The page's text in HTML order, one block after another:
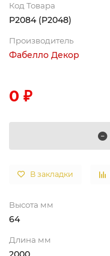
Код Товара
P2084 (P2048)
Производитель
Фабелло Декор
0 ₽
В закладки
Высота мм
64
Длина мм